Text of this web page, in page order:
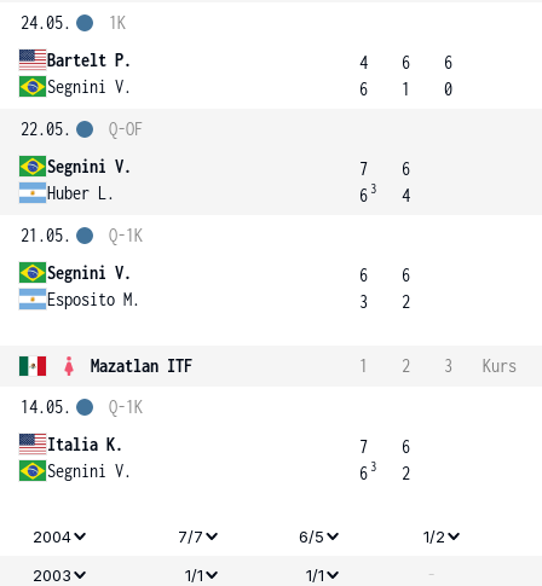
24.05.
Bartelt P.
Segnini V.
1K
4
6
6
1
6
0
22.05.
Segnini V.
Huber L.
Q-OF
7
6 3
6
4
21.05.
Segnini V.
Esposito M.
Q-1K
6
3
6
2
Mazatlan ITF 1 2 3
Kurs
14.05.
Italia K.
Segnini V.
Q-1K
7
6 3
6
2
2004 7/7 6/5
1/2
2003
1/1 1/1
-